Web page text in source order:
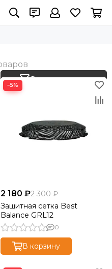
Фильтр товаров
−5%
2 180 ₽2 300 ₽
Защитная сетка Best
Balance GRL12
0
В корзину